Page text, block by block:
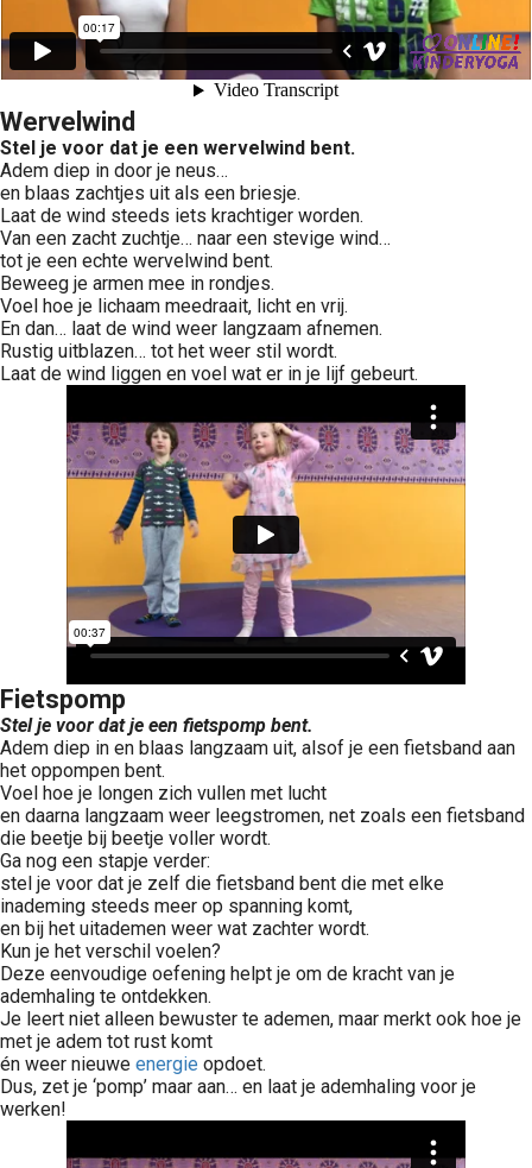
Wervelwind
Stel je voor dat je een wervelwind bent.
Adem diep in door je neus…
en blaas zachtjes uit als een briesje.
Laat de wind steeds iets krachtiger worden.
Van een zacht zuchtje… naar een stevige wind…
tot je een echte wervelwind bent.
Beweeg je armen mee in rondjes.
Voel hoe je lichaam meedraait, licht en vrij.
En dan… laat de wind weer langzaam afnemen.
Rustig uitblazen… tot het weer stil wordt.
Laat de wind liggen en voel wat er in je lijf gebeurt.
Fietspomp
Stel je voor dat je een fietspomp bent.
Adem diep in en blaas langzaam uit, alsof je een fietsband aan
het oppompen bent.
Voel hoe je longen zich vullen met lucht
en daarna langzaam weer leegstromen, net zoals een fietsband
die beetje bij beetje voller wordt.
Ga nog een stapje verder:
stel je voor dat je zelf die fietsband bent die met elke
inademing steeds meer op spanning komt,
en bij het uitademen weer wat zachter wordt.
Kun je het verschil voelen?
Deze eenvoudige oefening helpt je om de kracht van je
ademhaling te ontdekken.
Je leert niet alleen bewuster te ademen, maar merkt ook hoe je
met je adem tot rust komt
én weer nieuwe energie opdoet.
Dus, zet je ‘pomp’ maar aan… en laat je ademhaling voor je
werken!